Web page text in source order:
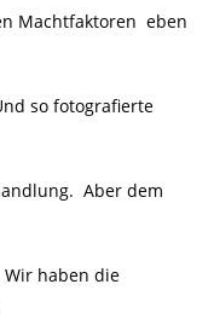
Machtfaktoren eben
so fotografierte
Aber dem
Wir haben die